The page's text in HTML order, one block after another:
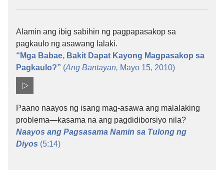
Alamin ang ibig sabihin ng pagpapasakop sa
pagkaulo ng asawang lalaki.
“Mga Babae, Bakit Dapat Kayong Magpasakop sa
Pagkaulo?” (Ang Bantayan, Mayo 15, 2010)
Paano naayos ng isang mag-asawa ang malalaking
problema—kasama na ang pagdidiborsiyo nila?
Naayos ang Pagsasama Namin sa Tulong ng
Diyos (5:14)